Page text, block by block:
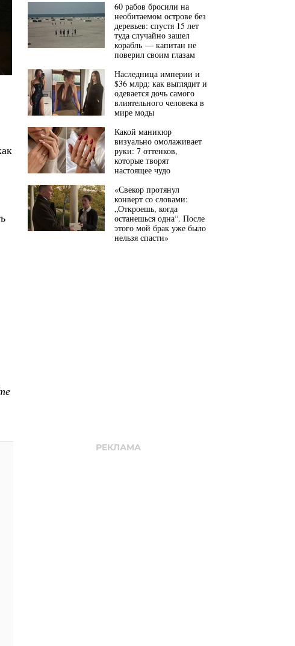
60 рабов бросили на
необитаемом острове без
деревьев: спустя 15 лет
туда случайно зашел
корабль — капитан не
поверил своим глазам
Наследница империи и
$36 млрд: как выглядит и
одевается дочь самого
влиятельного человека в
мире моды
Какой маникюр
визуально омолаживает
руки: 7 оттенков,
которые творят
настоящее чудо
«Свекор протянул
конверт со словами:
„Откроешь, когда
останешься одна“. После
этого мой брак уже было
нельзя спасти»